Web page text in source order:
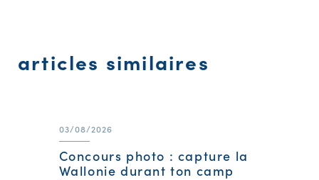
articles similaires
03/08/2026
Concours photo : capture la
Wallonie durant ton camp